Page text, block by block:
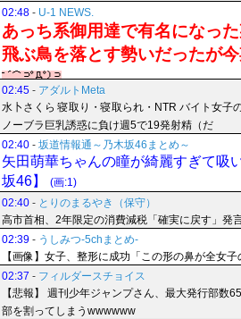
02:48 - U-1 NEWS.
あっち系御用達で有名になっ
飛ぶ鳥を落とす勢いだったが
02:45 - アダルトMeta
水卜さくら 寝取り・寝取られ・NTR バイト女子
ノーブラ巨乳誘惑に負け週5で19発射精（だ
02:40 - 坂道情報通～乃木坂46まとめ～
矢田萌華ちゃんの瞳が綺麗すぎて吸
坂46】
(画:1)
02:40 - とりのまるやき（保守）
高市首相、2年限定の消費減税「確実に戻す」発
02:39 - うしみつ-5chまとめ-
【画像】女子、整形に成功「この形の鼻が全女
02:37 - フィルダースチョイス
【悲報】 週刊少年ジャンプさん、最大発行部数
部を割ってしまうwwwwww